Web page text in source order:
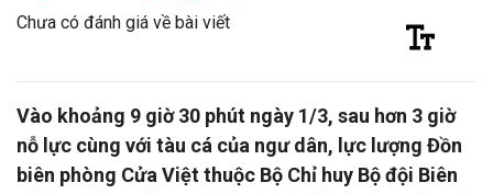
Chưa có đánh giá về bài viết
Vào khoảng 9 giờ 30 phút ngày 1/3, sau hơn 3 giờ
nỗ lực cùng với tàu cá của ngư dân, lực lượng Đồn
biên phòng Cửa Việt thuộc Bộ Chỉ huy Bộ đội Biên